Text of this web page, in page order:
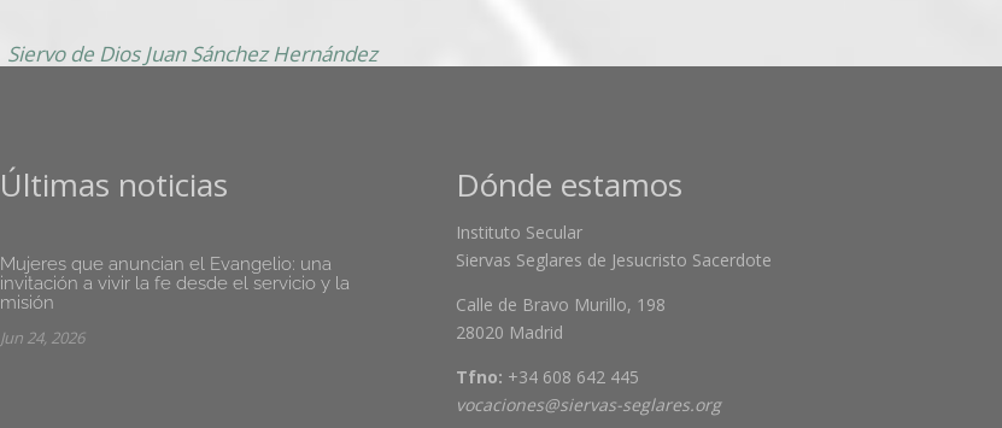
Siervo de Dios Juan Sánchez Hernández
Últimas noticias
Mujeres que anuncian el Evangelio: una
invitación a vivir la fe desde el servicio y la
misión
Jun 24, 2026
Dónde estamos
Instituto Secular
Siervas Seglares de Jesucristo Sacerdote
Calle de Bravo Murillo, 198
28020 Madrid
Tfno: +34 608 642 445
vocaciones@siervas-seglares.org